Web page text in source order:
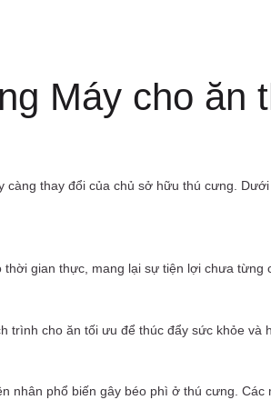
Máy cho ăn
thay đổi của chủ sở hữu thú cưng.
gian thực, mang lại sự tiện lợi chưa từng
trình cho ăn tối ưu để thúc đẩy sức khỏe và
nhân phổ biến gây béo phì ở thú cưng.